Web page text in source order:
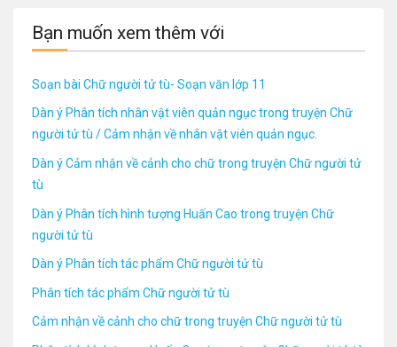
Bạn muốn xem thêm với
Soạn bài Chữ người tử tù- Soạn văn lớp 11
Dàn ý Phân tích nhân vật viên quản ngục trong truyện Chữ
người tử tù / Cảm nhận về nhân vật viên quản ngục.
Dàn ý Cảm nhận về cảnh cho chữ trong truyện Chữ người tử
tù
Dàn ý Phân tích hình tượng Huấn Cao trong truyện Chữ
người tử tù
Dàn ý Phân tích tác phẩm Chữ người tử tù
Phân tích tác phẩm Chữ người tử tù
Cảm nhận về cảnh cho chữ trong truyện Chữ người tử tù